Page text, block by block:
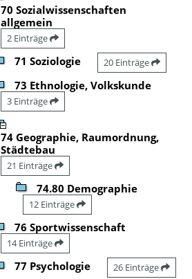
70 Sozialwissenschaften
allgemein
2 Einträge
71 Soziologie 20 Einträge
73 Ethnologie, Volkskunde
3 Einträge
74 Geographie, Raumordnung,
Städtebau
21 Einträge
74.80 Demographie
12 Einträge
76 Sportwissenschaft
14 Einträge
77 Psychologie 26 Einträge